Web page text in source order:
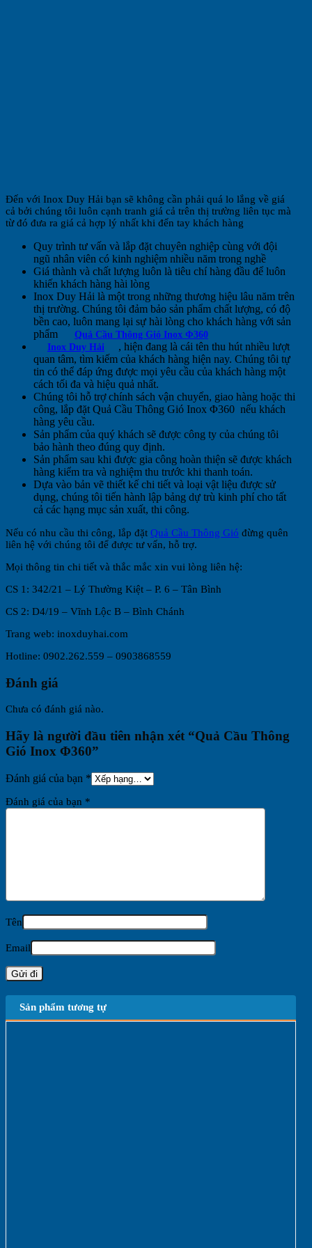
Đến với Inox Duy Hải bạn sẽ không cần phải quá lo lắng về giá
cả bởi chúng tôi luôn cạnh tranh giá cả trên thị trường liên tục mà
từ đó đưa ra giá cả hợp lý nhất khi đến tay khách hàng
Quy trình tư vấn và lắp đặt chuyên nghiệp cùng với đội
ngũ nhân viên có kinh nghiệm nhiều năm trong nghề
Giá thành và chất lượng luôn là tiêu chí hàng đầu để luôn
khiến khách hàng hài lòng
Inox Duy Hải là một trong những thương hiệu lâu năm trên
thị trường. Chúng tôi đảm bảo sản phẩm chất lượng, có độ
bền cao, luôn mang lại sự hài lòng cho khách hàng với sản
phẩm
Quả Cầu Thông Gió Inox Φ360
Inox Duy Hải
, hiện đang là cái tên thu hút nhiều lượt
quan tâm, tìm kiếm của khách hàng hiện nay. Chúng tôi tự
tin có thể đáp ứng được mọi yêu cầu của khách hàng một
cách tối đa và hiệu quả nhất.
Chúng tôi hỗ trợ chính sách vận chuyển, giao hàng hoặc thi
công, lắp đặt Quả Cầu Thông Gió Inox Φ360 nếu khách
hàng yêu cầu.
Sản phẩm của quý khách sẽ được công ty của chúng tôi
bảo hành theo đúng quy định.
Sản phẩm sau khi được gia công hoàn thiện sẽ được khách
hàng kiểm tra và nghiệm thu trước khi thanh toán.
Dựa vào bản vẽ thiết kế chi tiết và loại vật liệu được sử
dụng, chúng tôi tiến hành lập bảng dự trù kinh phí cho tất
cả các hạng mục sản xuất, thi công.
Nếu có nhu cầu thi công, lắp đặt Quả Cầu Thông Gió đừng quên
liên hệ với chúng tôi để được tư vấn, hỗ trợ.
Mọi thông tin chi tiết và thắc mắc xin vui lòng liên hệ:
CS 1: 342/21 – Lý Thường Kiệt – P. 6 – Tân Bình
CS 2: D4/19 – Vĩnh Lộc B – Bình Chánh
Trang web: inoxduyhai.com
Hotline: 0902.262.559 – 0903868559
Đánh giá
Chưa có đánh giá nào.
Hãy là người đầu tiên nhận xét “Quả Cầu Thông
Gió Inox Φ360”
Đánh giá của bạn *
Đánh giá của bạn *
Tên
Email
Sản phẩm tương tự